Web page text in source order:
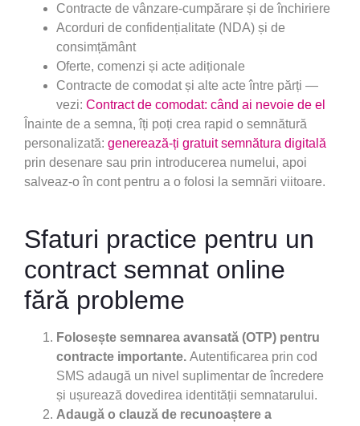
Contracte de vânzare-cumpărare și de închiriere
Acorduri de confidențialitate (NDA) și de
consimțământ
Oferte, comenzi și acte adiționale
Contracte de comodat și alte acte între părți —
vezi: Contract de comodat: când ai nevoie de el
Înainte de a semna, îți poți crea rapid o semnătură
personalizată: generează-ți gratuit semnătura digitală
prin desenare sau prin introducerea numelui, apoi
salveaz-o în cont pentru a o folosi la semnări viitoare.
Sfaturi practice pentru un
contract semnat online
fără probleme
Folosește semnarea avansată (OTP) pentru
contracte importante. Autentificarea prin cod
SMS adaugă un nivel suplimentar de încredere
și ușurează dovedirea identității semnatarului.
Adaugă o clauză de recunoaștere a